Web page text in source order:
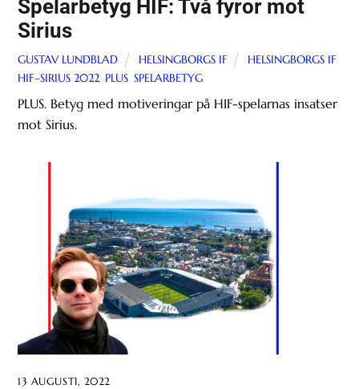
Spelarbetyg HIF: Två fyror mot
Sirius
GUSTAV LUNDBLAD HELSINGBORGS IF HELSINGBORGS IF,
HIF–SIRIUS 2022, PLUS,SPELARBETYG
PLUS. Betyg med motiveringar på HIF-spelarnas insatser
mot Sirius.
13 AUGUSTI, 2022